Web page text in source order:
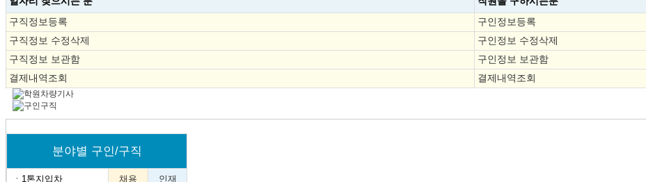
구직정보등록
구인정보등록
구직정보 수정삭제
구인정보 수정삭제
구직정보 보관함
구인정보 보관함
결제내역조회
결제내역조회
분야별 구인/구직
ㆍ 1톤지입차 채용 인재